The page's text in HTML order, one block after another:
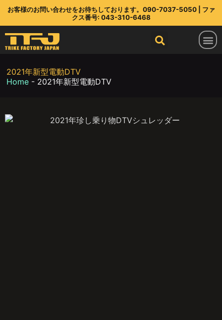
お客様のお問い合わせをお待ちしております。090-7037-5050 | ファ
クス番号: 043-310-6468
2021年新型電動DTV
Home- 2021年新型電動DTV